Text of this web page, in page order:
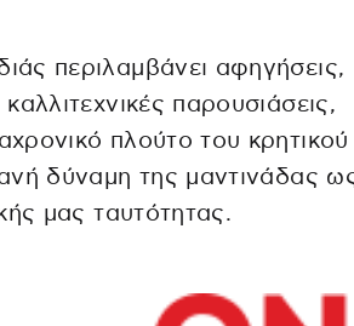
περιλαμβάνει αφηγήσεις,
παρουσιάσεις,
πλούτο του κρητικού
δύναμη της μαντινάδας
μας ταυτότητας.